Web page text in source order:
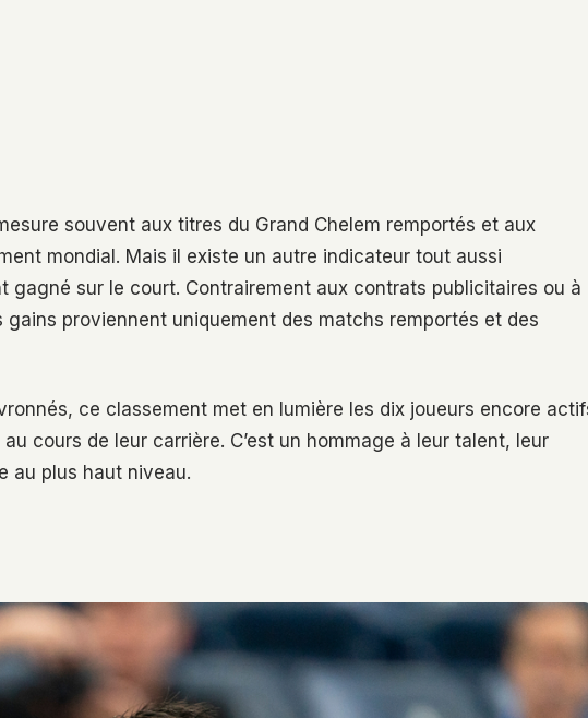
souvent aux titres du Grand Chelem remportés et aux
mondial. Mais il existe un autre indicateur tout aussi
gagné sur le court. Contrairement aux contrats publicitaires ou à
gains proviennent uniquement des matchs remportés et des
ce classement met en lumière les dix joueurs encore
cours de leur carrière. C’est un hommage à leur talent, leur
au plus haut niveau.